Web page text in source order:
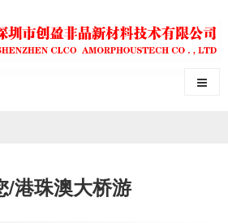
/港珠澳大桥游